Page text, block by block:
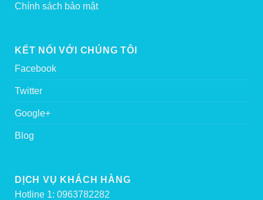
Chính sách bảo mật
KẾT NỐI VỚI CHÚNG TÔI
Facebook
Twitter
Google+
Blog
DỊCH VỤ KHÁCH HÀNG
Hotline 1: 0963782282